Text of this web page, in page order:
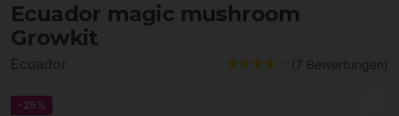
Ecuador magic mushroom
Growkit
Ecuador (7 Bewertungen)
-25%